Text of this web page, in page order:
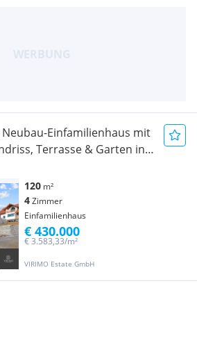
Einfamilienhaus mit
Terrasse & Garten in
120 m²
4Zimmer
Einfamilienhaus
VIRIMO Estate GmbH
€ 3.583,33/m²
€ 430.000